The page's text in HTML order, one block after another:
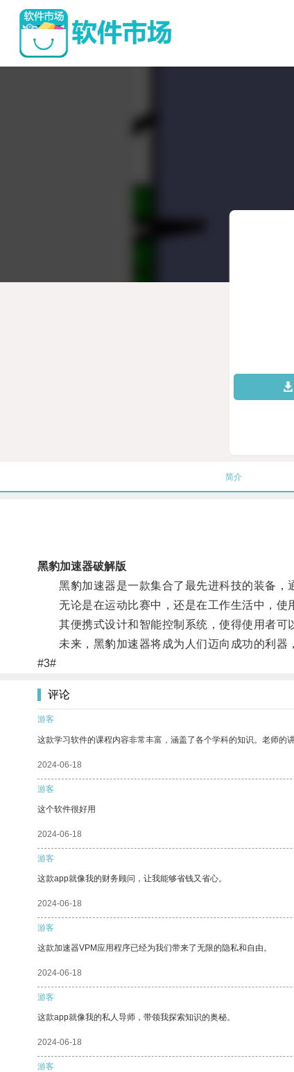
简介
黑豹加速器破解版
黑豹加速器是一款集合了最先进科技的装备，
无论是在运动比赛中，还是在工作生活中，使
其便携式设计和智能控制系统，使得使用者可
未来，黑豹加速器将成为人们迈向成功的利器
#3#
评论
游客
这款学习软件的课程内容非常丰富，涵盖了各个学科的知识。老师的
2024-06-18
游客
这个软件很好用
2024-06-18
游客
这款app就像我的财务顾问，让我能够省钱又省心。
2024-06-18
游客
这款加速器VPM应用程序已经为我们带来了无限的隐私和自由。
2024-06-18
游客
这款app就像我的私人导师，带领我探索知识的奥秘。
2024-06-18
游客